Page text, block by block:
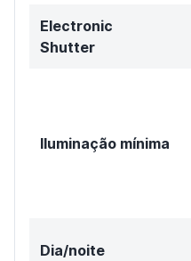
Electronic
Shutter
Iluminação mínima
Dia/noite